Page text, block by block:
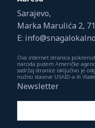
Sarajevo,
Marka Marulića 2,
E:
Ova internet stranica
naroda putem Američke
sadržaj stranice isključivo je
nužno stavove USAID-a ili
Newsletter